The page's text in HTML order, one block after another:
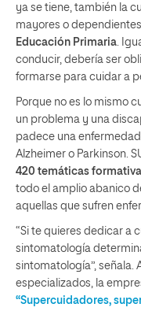
ya se tiene, también la
mayores o
Educación Primaria.
conducir, debería ser
formarse para cuidar a
Porque no es lo mismo
un problema y una
padece una
Alzheimer o Parkinson.
420 temáticas
todo el amplio abanico
aquellas que sufren
“Si te quieres dedicar a
sintomatología
sintomatología”, señala.
especializados, la
“Supercuidadores,